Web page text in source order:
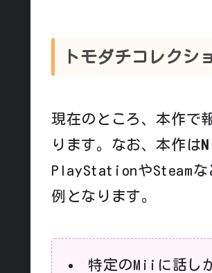
トモダチコレク
現在のところ、本作で
ります。なお、本作は
PlayStationやSteamな
例となります。
特定のMiiに話し